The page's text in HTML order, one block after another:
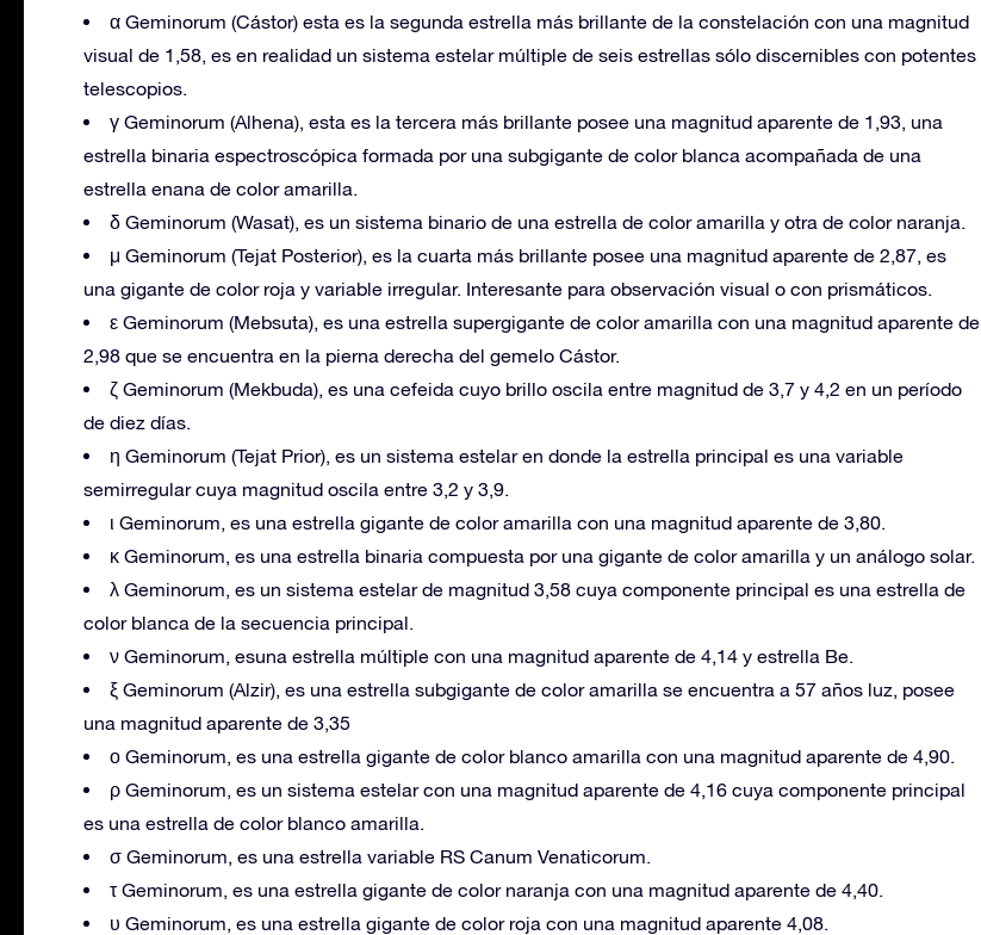
α Geminorum (Cástor) esta es la segunda estrella más brillante de la constelación con una magnitud
visual de 1,58, es en realidad un sistema estelar múltiple de seis estrellas sólo discernibles con potentes
telescopios.
γ Geminorum (Alhena), esta es la tercera más brillante posee una magnitud aparente de 1,93, una
estrella binaria espectroscópica formada por una subgigante de color blanca acompañada de una
estrella enana de color amarilla.
δ Geminorum (Wasat), es un sistema binario de una estrella de color amarilla y otra de color naranja.
μ Geminorum (Tejat Posterior), es la cuarta más brillante posee una magnitud aparente de 2,87, es
una gigante de color roja y variable irregular. Interesante para observación visual o con prismáticos.
ε Geminorum (Mebsuta), es una estrella supergigante de color amarilla con una magnitud aparente de
2,98 que se encuentra en la pierna derecha del gemelo Cástor.
ζ Geminorum (Mekbuda), es una cefeida cuyo brillo oscila entre magnitud de 3,7 y 4,2 en un período
de diez días.
η Geminorum (Tejat Prior), es un sistema estelar en donde la estrella principal es una variable
semirregular cuya magnitud oscila entre 3,2 y 3,9.
ι Geminorum, es una estrella gigante de color amarilla con una magnitud aparente de 3,80.
κ Geminorum, es una estrella binaria compuesta por una gigante de color amarilla y un análogo solar.
λ Geminorum, es un sistema estelar de magnitud 3,58 cuya componente principal es una estrella de
color blanca de la secuencia principal.
ν Geminorum, esuna estrella múltiple con una magnitud aparente de 4,14 y estrella Be.
ξ Geminorum (Alzir), es una estrella subgigante de color amarilla se encuentra a 57 años luz, posee
una magnitud aparente de 3,35
ο Geminorum, es una estrella gigante de color blanco amarilla con una magnitud aparente de 4,90.
ρ Geminorum, es un sistema estelar con una magnitud aparente de 4,16 cuya componente principal
es una estrella de color blanco amarilla.
σ Geminorum, es una estrella variable RS Canum Venaticorum.
τ Geminorum, es una estrella gigante de color naranja con una magnitud aparente de 4,40.
υ Geminorum, es una estrella gigante de color roja con una magnitud aparente 4,08.